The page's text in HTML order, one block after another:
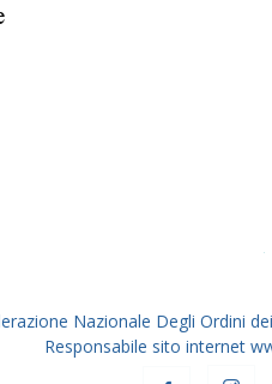
Nazionale Degli Ordini
Responsabile sito internet